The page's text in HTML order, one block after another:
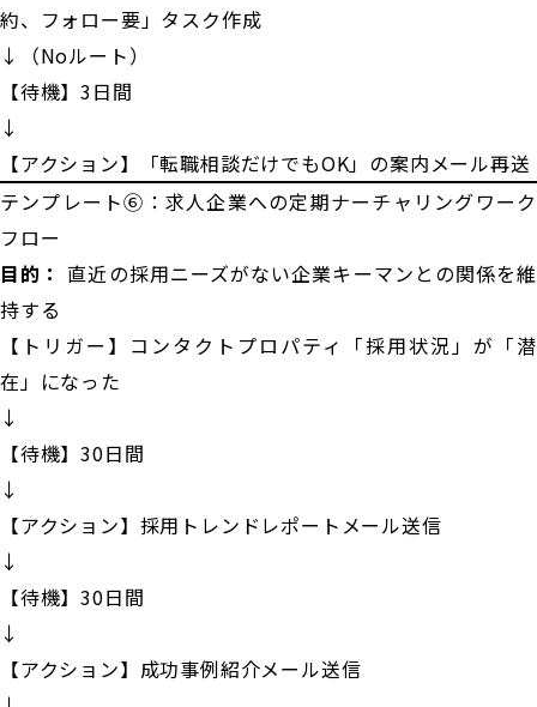
約、フォロー要」タスク作成
↓（Noルート）
【待機】3日間
↓
【アクション】「転職相談だけでもOK」の案内メール再送
テンプレート⑥：求人企業への定期ナーチャリングワーク
フロー
目的： 直近の採用ニーズがない企業キーマンとの関係を維
持する
【トリガー】コンタクトプロパティ「採用状況」が「潜
在」になった
↓
【待機】30日間
↓
【アクション】採用トレンドレポートメール送信
↓
【待機】30日間
↓
【アクション】成功事例紹介メール送信